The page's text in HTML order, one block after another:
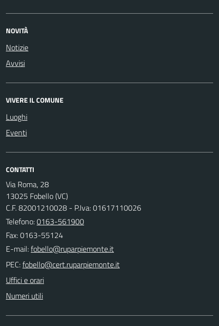
NOVITÀ
Notizie
Avvisi
VIVERE IL COMUNE
Luoghi
Eventi
CONTATTI
Via Roma, 28
13025 Fobello (VC)
C.F. 82001210028 - P.Iva: 01617110026
Telefono:0163-561900
Fax: 0163-55124
E-mail:
PEC:
Uffici e orari
Numeri utili